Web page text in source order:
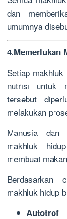
dan
umumnya
4.Memerlukan
Setiap makhluk
nutrisi untuk
tersebut
melakukan
Manusia dan
makhluk
membuat
Berdasarkan
makhluk hidup
Autotrof